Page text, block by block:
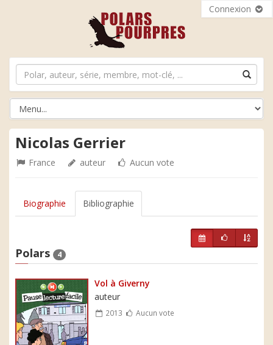
Connexion
Nicolas Gerrier
France auteur Aucun vote
Biographie Bibliographie
Polars 4
Vol à Giverny
auteur
2013 Aucun vote